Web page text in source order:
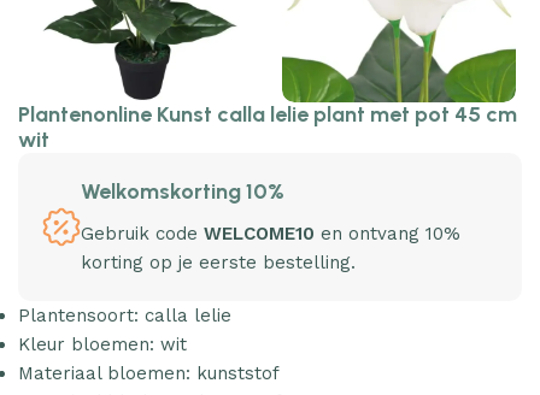
Plantenonline Kunst calla lelie plant met pot 45 cm
wit
Welkomskorting 10%
Gebruik code WELCOME10 en ontvang 10%
korting op je eerste bestelling.
Plantensoort: calla lelie
Kleur bloemen: wit
Materiaal bloemen: kunststof